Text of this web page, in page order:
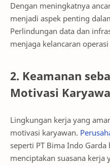
Dengan meningkatnya
menjadi aspek penting
Perlindungan data dan
menjaga kelancaran
2. Keamanan
Motivasi
Lingkungan kerja yang
motivasi karyawan.
seperti PT Bima Indo
menciptakan suasana kerja